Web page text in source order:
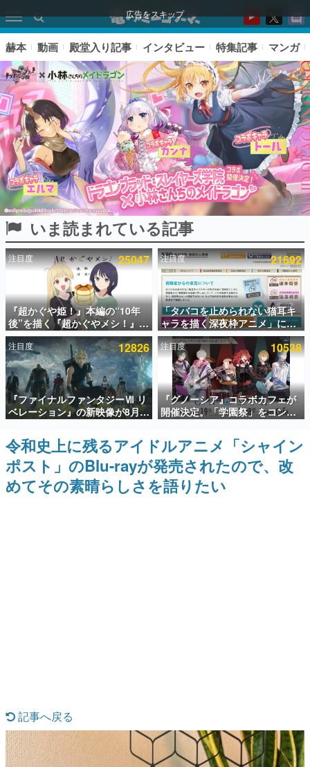
広告をスキップ
ピックアップ
電ファミのいま読まれている記事ランキング
アプリセール情報
インタビュー
連載・特集一覧
殿堂入り記事
SNS拡散数が数千以上！ ページビュー数万以上！ などな
ど。多くの人々に読まれた、電ファミ渾身の“殿堂入り”記
事をまとめました。
ゲームの企画書
名作ゲームクリエイターの方々に製作時のエピソードをお
聞きし、ヒットする企画（ゲーム）とは何か？を探ってい
きます。
『うつヌケ』『ペンと箸』等で知られるマンガ家・田中圭
一先生によるゲーム業界レポートマンガです。
赫本 動画 殿堂入り記事 インタビュー 特集記事 マンガ
いま読まれている記事
注目度 25047
『超かぐや姫！』本編の“10年
後”を描く『超かぐやメシ！』
Web連載決定。新たなWebマン
ガレーベル「ビビビコミック」
にて特別話が掲載スタート、あ
のお話には…まだ続きがある！
注目度 21692
「タバコを止められない猫耳キ
ャラを描く深夜枠アニメ」に視
聴者の一部から批判意見。違法
薬物の使用と思しき描写も含め
て、BPOが議論を交わす
注目度 12826
『ファイナルファンタジーⅦ リ
ベレーション』の新映像が8月
26日早朝に公開へ。『FF7』リ
メイクシリーズの完結編、
「gamescom」のオープニング
ナイトライブにてディレクター
の浜口直樹氏が登壇する予定
注目度 10538
『グノーシア』コラボカフェが
開催決定。「学園祭」をコンセ
プトに、模擬店やセツやSQ、ラ
キオたちが学祭バンドを楽しむ
様子を切り取った新グッズが展
開
令和史上に残るアイドルアニメ「シャイン
ポスト」のBlu-rayが発売されたので、改
めてその素晴らしさを語りたい
記事へ戻る